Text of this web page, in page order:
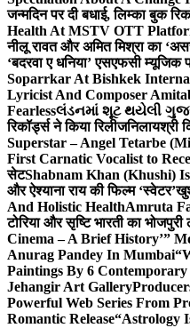
जन्मदिन पर दी बधाई, लिम्का बुक
Health At MSTV OTT
नीलू रावत और अमित मिश्रा का
‘बदरवा ए धनिया’ एसएफसी
Soparrkar At Bishkek
Lyricist And Composer
Fearlessલંડનમાં શૂટ થયેલી
रिकॉर्ड्स ने किया रिलीजनिलायश्री
Superstar – Angel Tetarbe
First Carnatic Vocalist to
सेटShabnam Khan (Khushi)
और ऐश्याना राय की फिल्म ‘स्वेटर’
And Holistic HealthAmruta
टोरिया और सृष्टि भारती का
Cinema – A Brief History’”
Anurag Pandey In Mumbai
Paintings By 6
Jehangir Art Gallery
Powerful Web Series From
Romantic Release“Astrology